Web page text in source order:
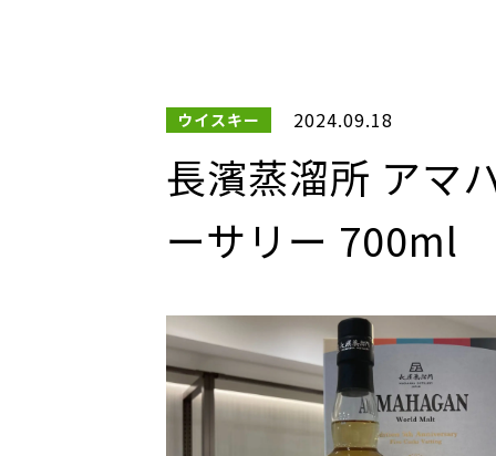
ウイスキー 2024.09.18
長濱蒸溜所 アマ
ーサリー 700ml